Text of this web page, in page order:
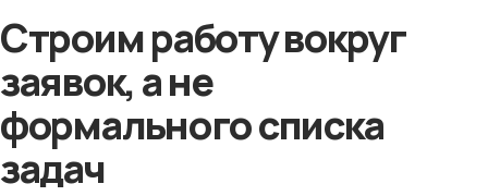
Строим работу вокруг
заявок, а не
формального списка
задач